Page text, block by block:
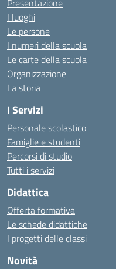
Presentazione
I luoghi
Le persone
I numeri della scuola
Le carte della scuola
Organizzazione
La storia
I Servizi
Personale scolastico
Famiglie e studenti
Percorsi di studio
Tutti i servizi
Didattica
Offerta formativa
Le schede didattiche
I progetti delle classi
Novità